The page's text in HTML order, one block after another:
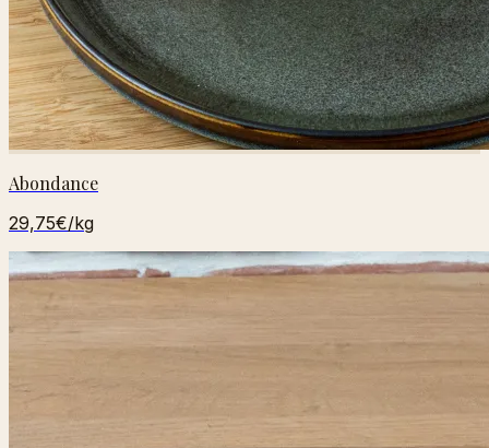
Abondance
29,75€/kg